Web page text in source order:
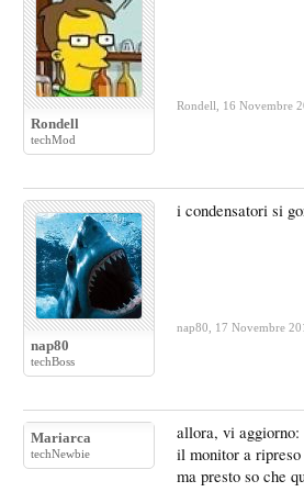
Rondell
techMod
Rondell 16 Novembre
nap80
techBoss
i condensatori si
nap80 17 Novembre
Mariarca
techNewbie
allora, vi aggiorno:
il monitor a ripreso
ma presto so che